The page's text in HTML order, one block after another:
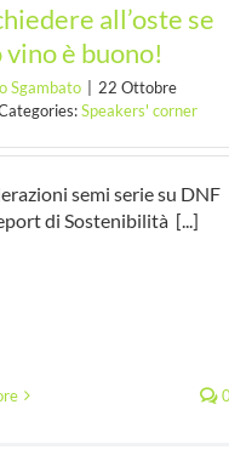
all’oste se
vino è buono!
Sgambato
22 Ottobre
Speakers' corner
semi serie su DNF
di Sostenibilità [...]